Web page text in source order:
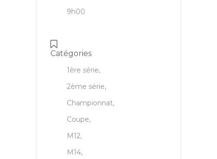
9h00
Catégories
1ère série,
2ème série,
Championnat,
Coupe,
M12,
M14,